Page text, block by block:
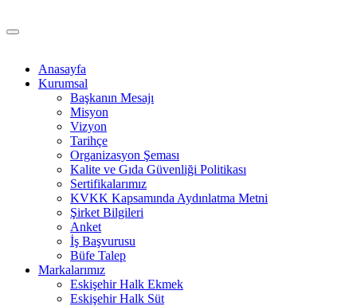
Anasayfa
Kurumsal
Başkanın Mesajı
Misyon
Vizyon
Tarihçe
Organizasyon Şeması
Kalite ve Gıda Güvenliği Politikası
Sertifikalarımız
KVKK Kapsamında Aydınlatma Metni
Şirket Bilgileri
Anket
İş Başvurusu
Büfe Talep
Markalarımız
Eskişehir Halk Ekmek
Eskişehir Halk Süt